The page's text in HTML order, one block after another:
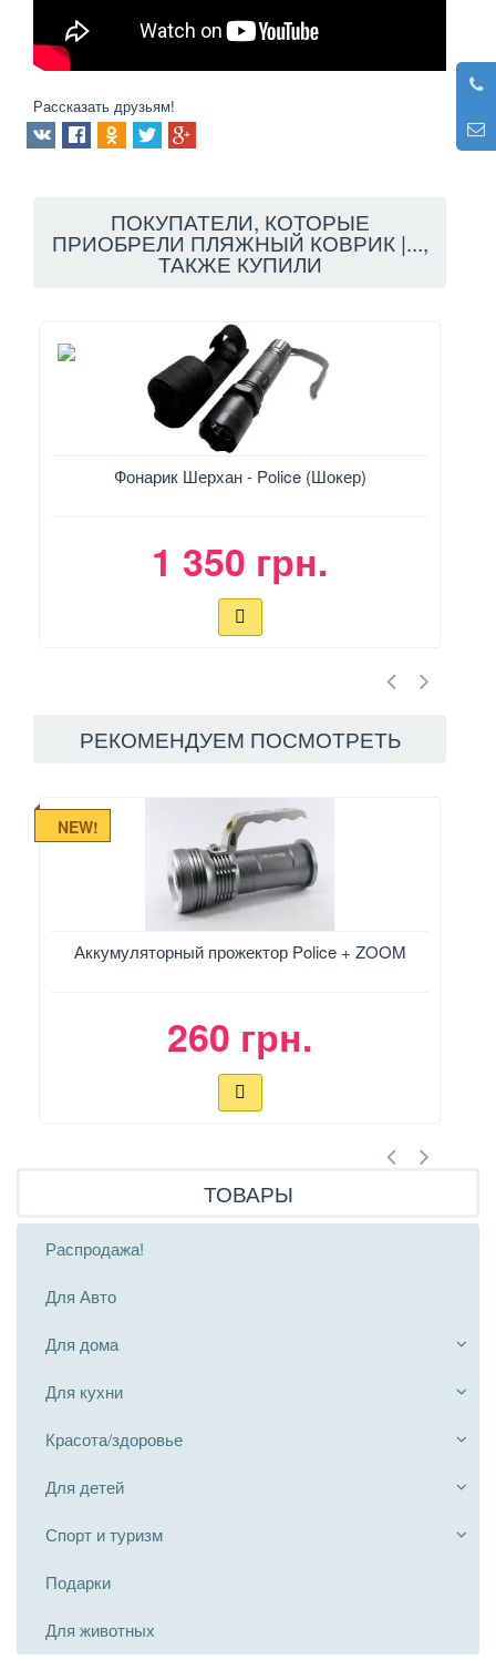
Рассказать друзьям!
ПОКУПАТЕЛИ, КОТОРЫЕ
ПРИОБРЕЛИ ПЛЯЖНЫЙ КОВРИК |...,
ТАКЖЕ КУПИЛИ
Фонарик Шерхан - Police (Шокер)
1 350 грн.
РЕКОМЕНДУЕМ ПОСМОТРЕТЬ
NEW!
Аккумуляторный прожектор Police + ZOOM
260 грн.
ТОВАРЫ
Распродажа!
Для Авто
Для дома
Для кухни
Красота/здоровье
Для детей
Спорт и туризм
Подарки
Для животных